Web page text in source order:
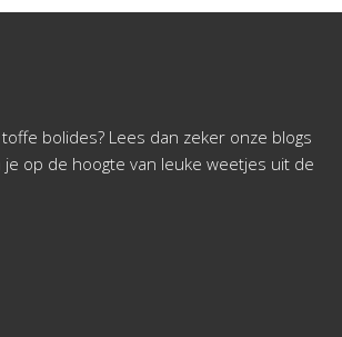
bolides? Lees dan zeker onze blogs
op de hoogte van leuke weetjes uit de